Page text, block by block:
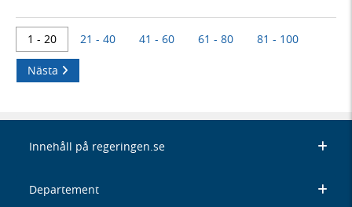
1 - 20 21 - 40 41 - 60 61 - 80 81 - 100
Nästa
Innehåll på regeringen.se
Departement